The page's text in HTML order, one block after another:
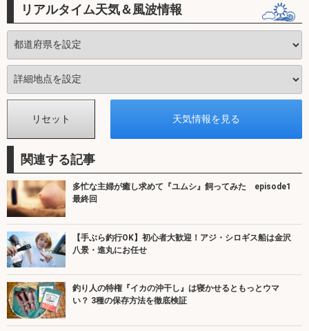
リアルタイム天気＆風波情報
関連する記事
多忙な主婦が癒し求めて『ユムシ』飼ってみた episode1
最終回
【手ぶら釣行OK】初心者大歓迎！アジ・シロギス船は金沢
八景・進丸にお任せ
釣り人の特権『イカの沖干し』は寝かせるともっとウマ
い？ 3種の保存方法を徹底検証